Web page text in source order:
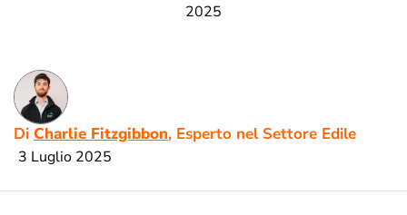
2025
Di Charlie Fitzgibbon, Esperto nel Settore Edile
3 Luglio 2025